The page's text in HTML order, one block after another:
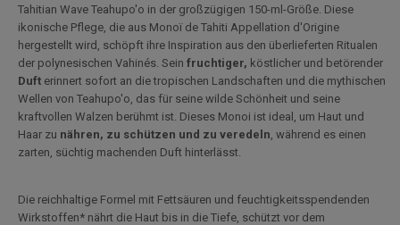
Tahitian Wave Teahupo'o in der großzügigen 150-ml-Größe. Diese
ikonische Pflege, die aus Monoï de Tahiti Appellation d'Origine
hergestellt wird, schöpft ihre Inspiration aus den überlieferten Ritualen
der polynesischen Vahinés. Sein fruchtiger, köstlicher und betörender
Duft erinnert sofort an die tropischen Landschaften und die mythischen
Wellen von Teahupo'o, das für seine wilde Schönheit und seine
kraftvollen Walzen berühmt ist. Dieses Monoi ist ideal, um Haut und
Haar zu nähren, zu schützen und zu veredeln , während es einen
zarten, süchtig machenden Duft hinterlässt.
Die reichhaltige Formel mit Fettsäuren und feuchtigkeitsspendenden
Wirkstoffen* nährt die Haut bis in die Tiefe, schützt vor dem